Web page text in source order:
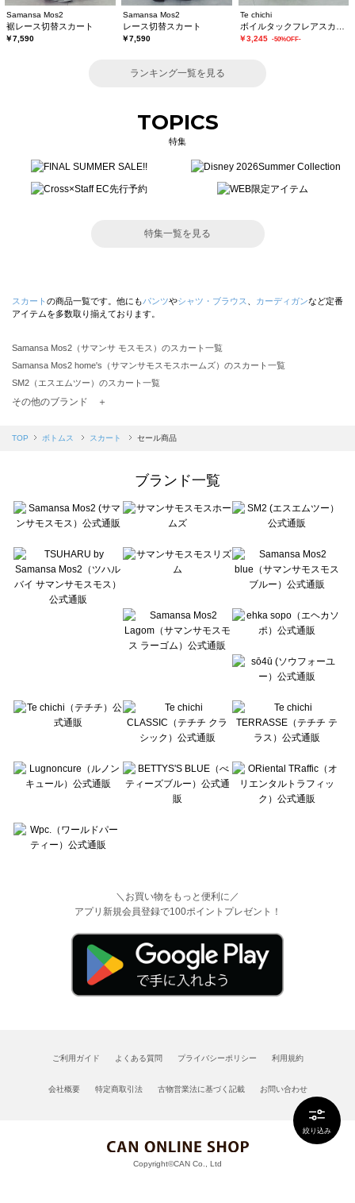
絞り込み
Samansa Mos2
裾レース切替スカート
￥7,590
Samansa Mos2
レース切替スカート
￥7,590
Te chichi
￥3,245 -50%OFF-
ランキング一覧を見る
TOPICS
特集
特集一覧を見る
スカート の商品一覧です。他にもパンツやシャツ・ブラウス カーディガンなど定番
アイテムを多数取り揃えております。
Samansa Mos2（サマンサ モスモス）のスカート一覧
Samansa Mos2 home's（サマンサモスモスホームズ）のスカート一覧
SM2（エスエムツー）のスカート一覧
TSUHARU by Samansa Mos2（ツハルバイサマンサモスモス）のスカート一覧
Samansa Mos2 blue（サマンサモスモス ブルー）のスカート一覧
sō4ū（ソウフォーユー）のスカート一覧
Te chichi（テチチ）のスカート一覧
Te chichi CLASSIC（テチチ クラシック）のスカート一覧
Lugnoncure（ルノンキュール）のスカート一覧
BETTY'S BLUE（べティーズブルー）のスカート一覧
Wpc.（ワールドパーティー）のスカート一覧
その他のブランド ＋
TOP ボトムス スカート セール商品
ブランド一覧
＼お買い物をもっと便利に／
アプリ新規会員登録で100ポイントプレゼント！
ご利用ガイド よくある質問 プライバシーポリシー 利用規約
会社概要 特定商取引法 古物営業法に基づく記載 お問い合わせ
Copyright©CAN Co., Ltd